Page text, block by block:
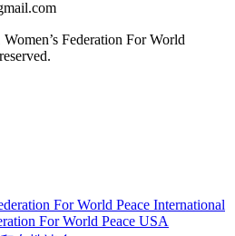
Women’s Federation For World
For World Peace International
For World Peace USA